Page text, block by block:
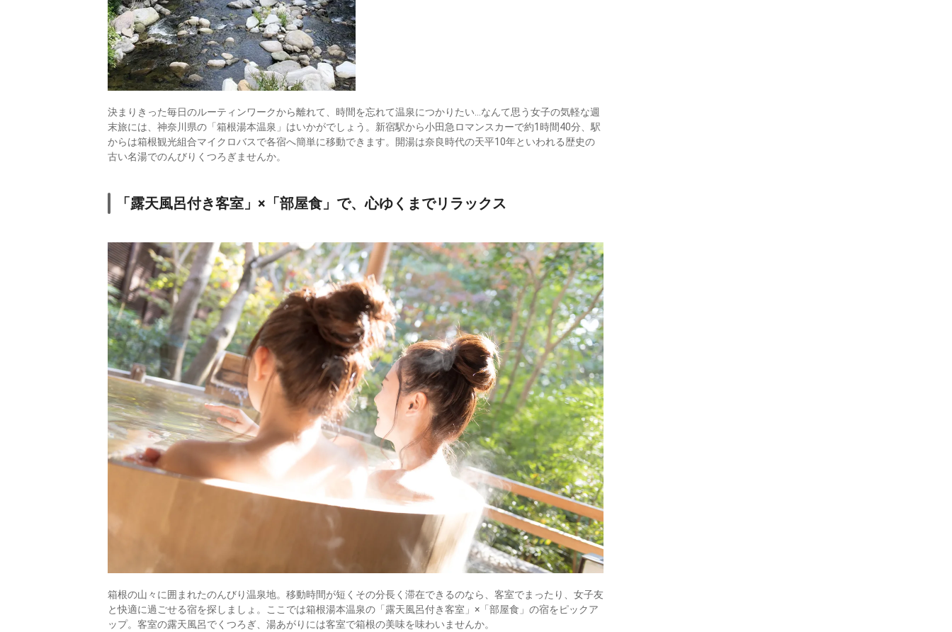
決まりきった毎日のルーティンワークから離れて、時間を忘れて温泉につかりたい…なんて思う女子の気軽な週
末旅には、神奈川県の「箱根湯本温泉」はいかがでしょう。新宿駅から小田急ロマンスカーで約1時間40分、駅
からは箱根観光組合マイクロバスで各宿へ簡単に移動できます。開湯は奈良時代の天平10年といわれる歴史の
古い名湯でのんびりくつろぎませんか。
「露天風呂付き客室」×「部屋食」で、心ゆくまでリラックス
箱根の山々に囲まれたのんびり温泉地。移動時間が短くその分長く滞在できるのなら、客室でまったり、女子友
と快適に過ごせる宿を探しましょ。ここでは箱根湯本温泉の「露天風呂付き客室」×「部屋食」の宿をピックア
ップ。客室の露天風呂でくつろぎ、湯あがりには客室で箱根の美味を味わいませんか。